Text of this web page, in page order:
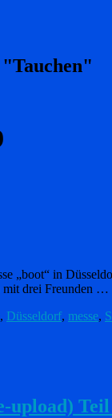
„boot“ in
mit drei Freunden …
, Düsseldorf, messe,
upload) Teil